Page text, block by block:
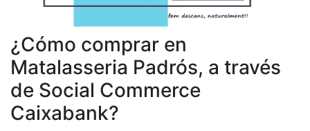
¿Cómo comprar en
Matalasseria Padrós, a través
de Social Commerce
Caixabank?